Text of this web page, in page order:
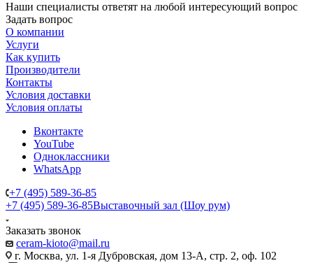
Наши специалисты ответят на любой интересующий вопрос
Задать вопрос
О компании
Услуги
Как купить
Производители
Контакты
Условия доставки
Условия оплаты
Вконтакте
YouTube
Одноклассники
WhatsApp
+7 (495) 589-36-85
+7 (495) 589-36-85Выставочный зал (Шоу рум)
Заказать звонок
ceram-kioto@mail.ru
г. Москва, ул. 1-я Дубровская, дом 13-А, стр. 2, оф. 102